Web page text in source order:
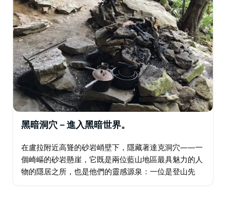
黑暗洞穴－進入黑暗世界。
在盧拉附近高聳的砂岩峭壁下，隱藏著達克洞穴——一
個崎嶇的砂岩懸崖，它既是兩位藍山地區最具魅力的人
物的隱居之所，也是他們的靈感源泉：一位是登山先